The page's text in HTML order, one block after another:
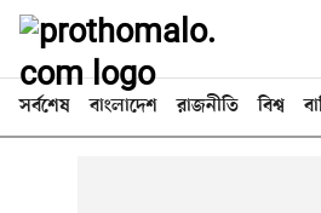
সর্বশেষ বাংলাদেশ রাজনীতি বিশ্ব